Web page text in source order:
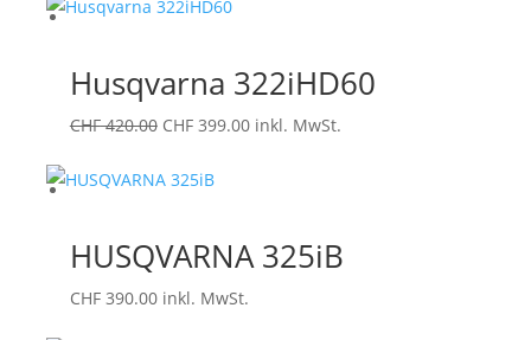
war:
Husqvarna 322iHD60
CHF420.00 Ursprünglicher
war:
CHF399.00Aktueller
inkl. MwSt.
HUSQVARNA 325iB
CHF390.00 inkl. MwSt.